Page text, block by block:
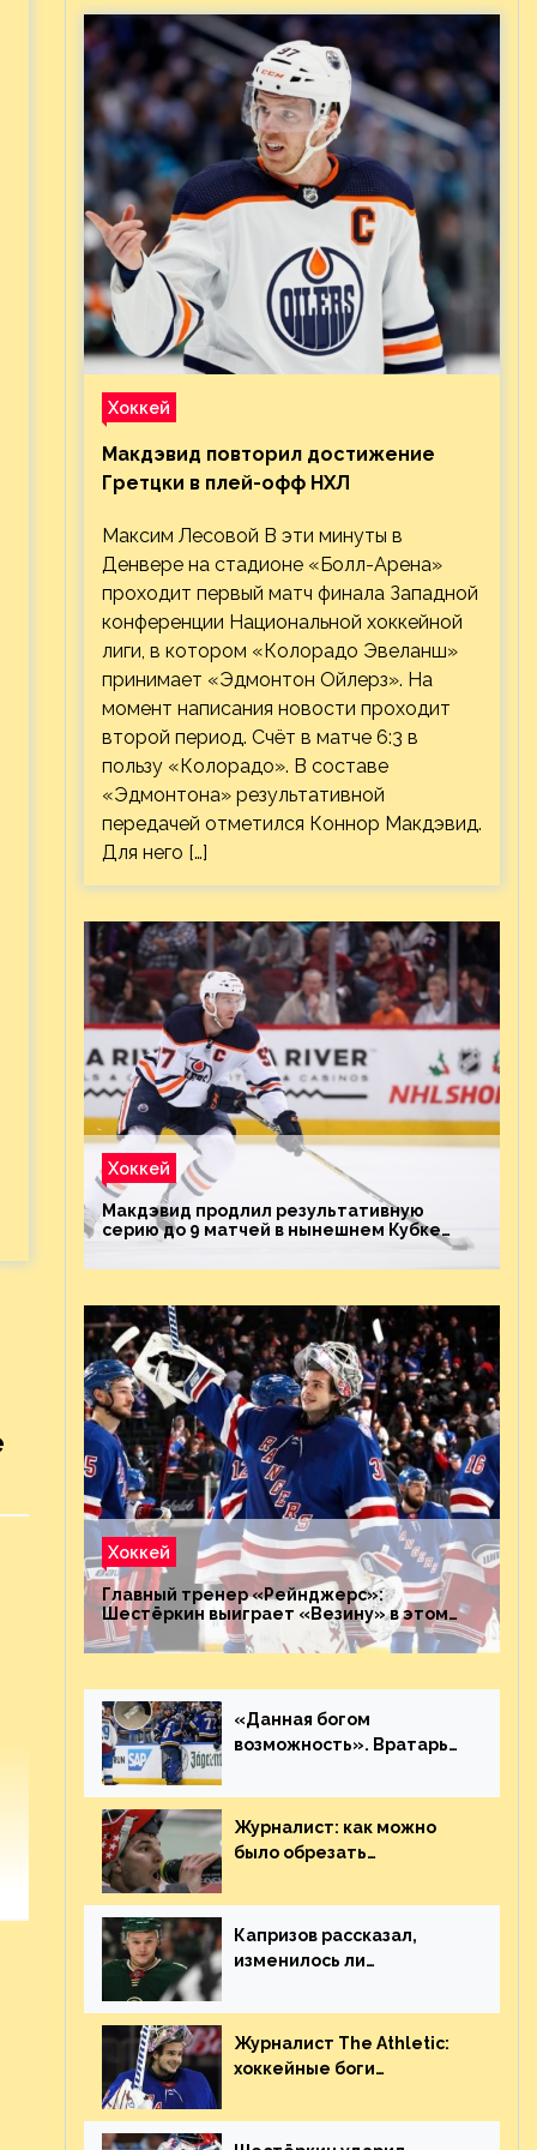
Хоккей
Макдэвид повторил достижение
Гретцки в плей-офф НХЛ
Максим Лесовой В эти минуты в
Денвере на стадионе «Болл-Арена»
проходит первый матч финала Западной
конференции Национальной хоккейной
лиги, в котором «Колорадо Эвеланш»
принимает «Эдмонтон Ойлерз». На
момент написания новости проходит
второй период. Счёт в матче 6:3 в
пользу «Колорадо». В составе
«Эдмонтона» результативной
передачей отметился Коннор Макдэвид.
Для него […]
Хоккей
Макдэвид продлил результативную
серию до 9 матчей в нынешнем Кубке
Хоккей
Главный тренер «Рейнджерс»:
Шестёркин выиграет «Везину» в этом
году. Он невероятен
«Данная богом
возможность». Вратарь
о броске бутылкой в
Кадри
Журналист: как можно
было обрезать
Деанджело? Плохая
работа, ESPN
Капризов рассказал,
изменилось ли
из-за ситуации на
Украине
Журналист The Athletic:
хоккейные боги
стабильно великолепную
игру